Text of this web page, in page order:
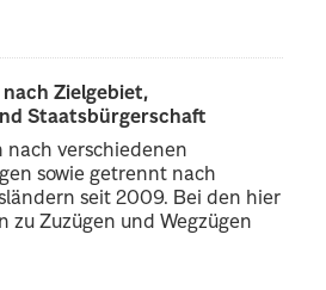
Zielgebiet,
Staatsbürgerschaft
nach verschiedenen
sowie getrennt nach
seit 2009. Bei den hier
zu Zuzügen und Wegzügen